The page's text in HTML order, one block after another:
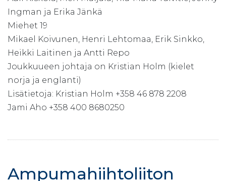
Ingman ja Erika Jänkä
Miehet 19
Mikael Koivunen, Henri Lehtomaa, Erik Sinkko,
Heikki Laitinen ja Antti Repo
Joukkuueen johtaja on Kristian Holm (kielet
norja ja englanti)
Lisätietoja: Kristian Holm +358 46 878 2208
Jami Aho +358 400 8680250
Ampumahiihtoliiton